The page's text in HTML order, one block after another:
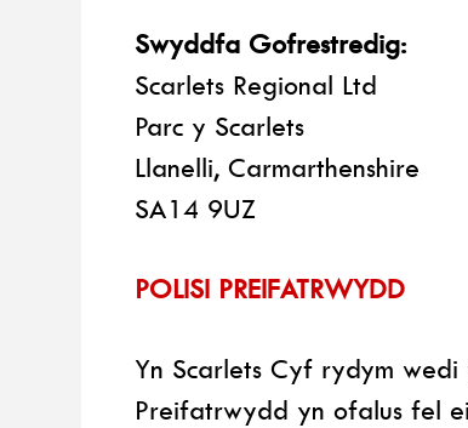
Swyddfa Gofrestredig:
Scarlets Regional Ltd
Parc y Scarlets
Llanelli, Carmarthenshire
SA14 9UZ
POLISI PREIFATRWYDD
Yn Scarlets Cyf rydym
Preifatrwydd yn ofalus fel